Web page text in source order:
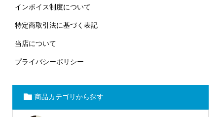
インボイス制度について
特定商取引法に基づく表記
当店について
プライバシーポリシー
商品カテゴリから探す